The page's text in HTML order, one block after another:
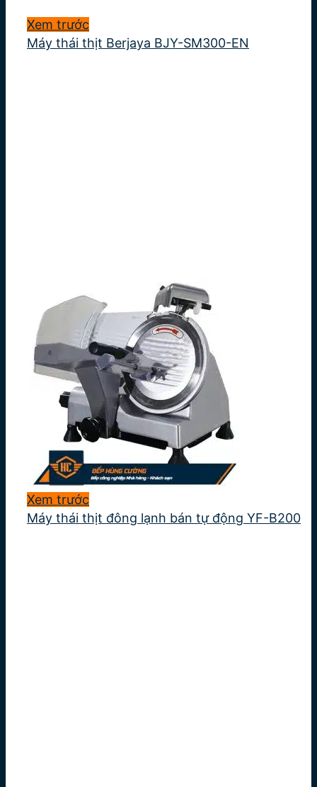
Xem trước
Máy thái thịt Berjaya BJY-SM300-EN
Xem trước
Máy thái thịt đông lạnh bán tự động YF-B200